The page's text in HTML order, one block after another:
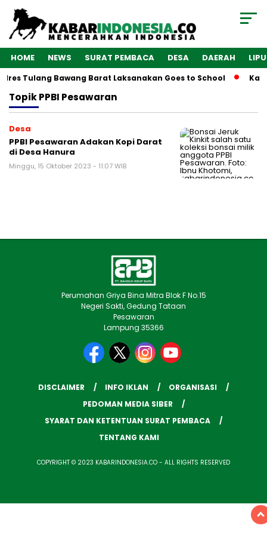
HOME NEWS SURAT PEMBACA DESA DAERAH
Tulang Bawang Barat Laksanakan Goes to School
TopikPPBI Pesawaran
Desa
PPBI Pesawaran Adakan Kopi Darat
di Desa Hanura
Minggu, 15 Oktober 2023 - 11:07 WIB
Perumahan Griya Bina Mitra Blok F No.15
Negeri Sakti, Gedung Tataan
Pesawaran
Lampung 35366
DISCLAIMER INFO IKLAN
ORGANISASI
PEDOMAN MEDIA SIBER
SYARAT DAN KETENTUAN SURAT PEMBACA
TENTANG KAMI
COPYRIGHT © 2023 KABARINDONESIA.CO - ALL RIGHTS RESERVED